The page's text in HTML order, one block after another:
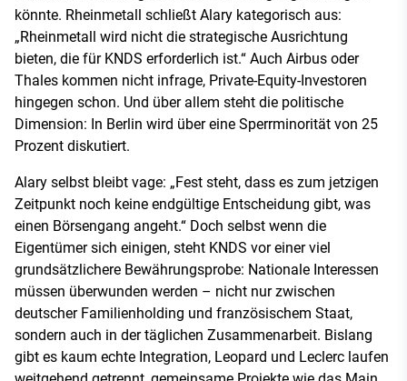
könnte. Rheinmetall schließt Alary kategorisch aus:
„Rheinmetall wird nicht die strategische Ausrichtung
bieten, die für KNDS erforderlich ist.“ Auch Airbus oder
Thales kommen nicht infrage, Private-Equity-Investoren
hingegen schon. Und über allem steht die politische
Dimension: In Berlin wird über eine Sperrminorität von 25
Prozent diskutiert.
Alary selbst bleibt vage: „Fest steht, dass es zum jetzigen
Zeitpunkt noch keine endgültige Entscheidung gibt, was
einen Börsengang angeht.“ Doch selbst wenn die
Eigentümer sich einigen, steht KNDS vor einer viel
grundsätzlichere Bewährungsprobe: Nationale Interessen
müssen überwunden werden – nicht nur zwischen
deutscher Familienholding und französischem Staat,
sondern auch in der täglichen Zusammenarbeit. Bislang
gibt es kaum echte Integration, Leopard und Leclerc laufen